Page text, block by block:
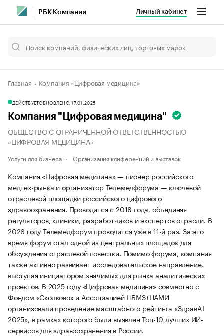
РБК Компании Личный кабинет
Главная Компания «Цифровая медицина»
ДЕЙСТВУЕТОБНОВЛЕНО, 17.01.2025
Компания "Цифровая медицина"
ОБЩЕСТВО С ОГРАНИЧЕННОЙ ОТВЕТСТВЕННОСТЬЮ
«ЦИФРОВАЯ МЕДИЦИНА»
Услуги для бизнеса Организация конференций и выставок
Компания «Цифровая медицина» — пионер российского
медтех-рынка и организатор Телемедфорума — ключевой
отраслевой площадки российского цифрового
здравоохранения. Проводится с 2018 года, объединяя
регуляторов, клиники, разработчиков и экспертов отрасли. В
2026 году Телемедфорум проводится уже в 11-й раз. За это
время форум стал одной из центральных площадок для
обсуждения отраслевой повестки. Помимо форума, компания
также активно развивает исследовательское направление,
выступая инициатором значимых для рынка аналитических
проектов. В 2025 году «Цифровая медицина» совместно с
Фондом «Сколково» и Ассоциацией НБМЗ+НАМИ
организовали проведение масштабного рейтинга «ЗдравAI
2025», в рамках которого были выявлен Топ-10 лучших ИИ-
сервисов для здравоохранения в России.